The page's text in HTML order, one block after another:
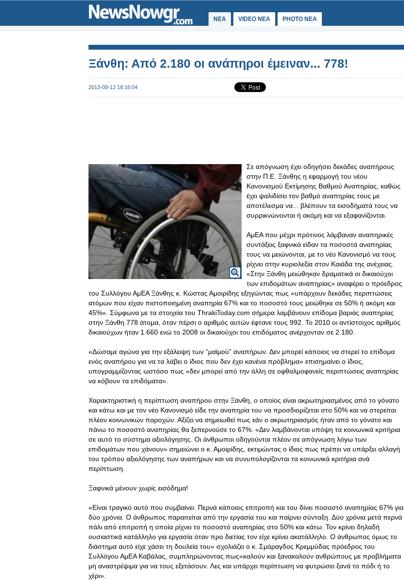
ΝΕΑ VIDEO NEA PHOTO NEA
Ξάνθη: Από 2.180 οι ανάπηροι έμειναν... 778!
2013-08-12 18:16:04
Σε απόγνωση έχει οδηγήσει δεκάδες αναπήρους
στην Π.Ε. Ξάνθης η εφαρμογή του νέου
Κανονισμού Εκτίμησης Βαθμού Αναπηρίας, καθώς
έχει ψαλιδίσει τον βαθμό αναπηρίας τους με
αποτέλεσμα να... βλέπουν τα εισοδήματά τους να
συρρικνώνονται ή ακόμη και να εξαφανίζονται.
ΑμΕΑ που μέχρι πρότινος λάμβαναν αναπηρικές
συντάξεις ξαφνικά είδαν τα ποσοστά αναπηρίας
τους να μειώνονται, με το νέο Κανονισμό να τους
ρίχνει στην κυριολεξία στον Καιάδα της ανέχειας.
«Στην Ξάνθη μειώθηκαν δραματικά οι δικαιούχοι
των επιδομάτων αναπηρίας» αναφέρει ο πρόεδρος
του Συλλόγου ΑμΕΑ Ξάνθης κ. Κώστας Αμοιρίδης εξηγώντας πως «υπάρχουν δεκάδες περιπτώσεις
ατόμων που είχαν πιστοποιημένη αναπηρία 67% και το ποσοστό τους μειώθηκε σε 50% ή ακόμη και
45%». Σύμφωνα με τα στοιχεία του ThrakiToday.com σήμερα λαμβάνουν επίδομα βαριάς αναπηρίας
στην Ξάνθη 778 άτομα, όταν πέρσι ο αριθμός αυτών έφτανε τους 992. Το 2010 οι αντίστοιχος αριθμός
δικαιούχων ήταν 1.660 ενώ το 2008 οι δικαιούχοι του επιδόματος ανέρχονταν σε 2.180.
«Δώσαμε αγώνα για την εξάλειψη των “μαϊμού” αναπήρων. Δεν μπορεί κάποιος να στερεί το επίδομα
ενός αναπήρου για να τα λάβει ο ίδιος που δεν έχει κανένα πρόβλημα» επισημαίνει ο ίδιος,
υπογραμμίζοντας ωστόσο πως «δεν μπορεί από την άλλη σε οφθαλμοφανείς περιπτώσεις αναπηρίας
να κόβουν τα επιδόματα».
Χαρακτηριστική η περίπτωση αναπήρου στην Ξάνθη, ο οποίος είναι ακρωτηριασμένος από το γόνατο
και κάτω και με τον νέο Κανονισμό είδε την αναπηρία του να προσδιορίζεται στο 50% και να στερείται
πλέον κοινωνικών παροχών. Αξίζει να σημειωθεί πως εάν ο ακρωτηριασμός ήταν από το γόνατο και
πάνω το ποσοστό αναπηρίας θα ξεπερνούσε το 67%. «Δεν λαμβάνονται υπόψη τα κοινωνικά κριτήρια
σε αυτό το σύστημα αξιολόγησης. Οι άνθρωποι οδηγούνται πλέον σε απόγνωση λόγω των
επιδομάτων που χάνουν» σημειώνει ο κ. Αμοιρίδης, εκτιμώντας ο ίδιος πως πρέπει να υπάρξει αλλαγή
του τρόπου αξιολόγησης των αναπήρων και να συνυπολογίζονται τα κοινωνικά κριτήρια ανά
περίπτωση.
Ξαφνικά μένουν χωρίς εισόδημα!
«Είναι τραγικό αυτό που συμβαίνει. Περνά κάποιος επιτροπή και του δίνει ποσοστό αναπηρίας 67% για
δύο χρόνια. Ο άνθρωπος παραιτείται από την εργασία του και παίρνει σύνταξη. Δύο χρόνια μετά περνά
πάλι από επιτροπή η οποία ρίχνει το ποσοστό αναπηρίας στο 50% και κάτω. Τον κρίνει δηλαδή
ουσιαστικά κατάλληλο για εργασία όταν προ διετίας τον είχε κρίνει ακατάλληλο. Ο άνθρωπος όμως το
διάστημα αυτό είχε χάσει τη δουλεία του» σχολιάζει ο κ. Σμάραγδος Κρεμμύδας πρόεδρος του
Συλλόγου ΑμΕΑ Καβάλας, συμπληρώνοντας πως«καλούν και ξανακαλούν ανθρώπους με προβλήματα
μη αναστρέψιμα για να τους εξετάσουν. Λες και υπάρχει περίπτωση να φυτρώσει ξανά το πόδι ή το
χέρι».